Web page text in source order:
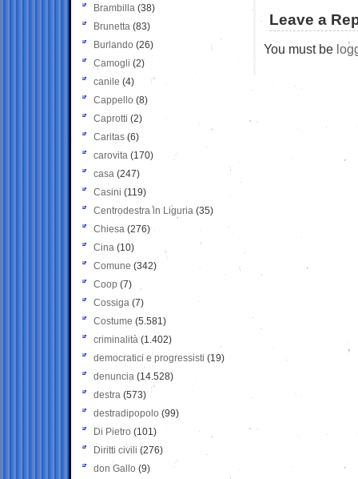
Leave a
You must be
Brambilla (38)
Brunetta (83)
Burlando (26)
Camogli (2)
canile (4)
Cappello (8)
Caprotti (2)
Caritas (6)
carovita (170)
casa (247)
Casini (119)
Centrodestra in Liguria (35)
Chiesa (276)
Cina (10)
Comune (342)
Coop (7)
Cossiga (7)
Costume (5.581)
criminalità (1.402)
democratici e progressisti (19)
denuncia (14.528)
destra (573)
destradipopolo (99)
Di Pietro (101)
Diritti civili (276)
don Gallo (9)